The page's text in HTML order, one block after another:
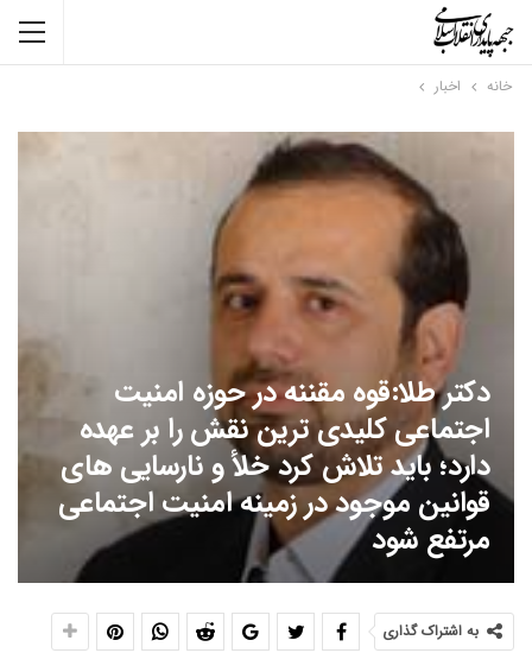
خانه اخبار
دکتر طلا:قوه مقننه در حوزه امنیت
اجتماعی کلیدی ترین نقش را بر عهده
دارد؛ باید تلاش کرد خلأ و نارسایی های
قوانین موجود در زمینه امنیت اجتماعی
مرتفع شود
به اشتراک گذاری